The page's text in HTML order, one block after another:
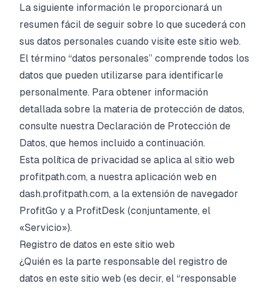
Reseñas
Planes
Afiliados
La siguiente información le proporcionará un
resumen fácil de seguir sobre lo que sucederá con
sus datos personales cuando visite este sitio web.
El término “datos personales” comprende todos los
datos que pueden utilizarse para identificarle
personalmente. Para obtener información
detallada sobre la materia de protección de datos,
consulte nuestra Declaración de Protección de
Datos, que hemos incluido a continuación.
Esta política de privacidad se aplica al sitio web
profitpath.com, a nuestra aplicación web en
dash.profitpath.com, a la extensión de navegador
ProfitGo y a ProfitDesk (conjuntamente, el
«Servicio»).
Registro de datos en este sitio web
¿Quién es la parte responsable del registro de
datos en este sitio web (es decir, el “responsable